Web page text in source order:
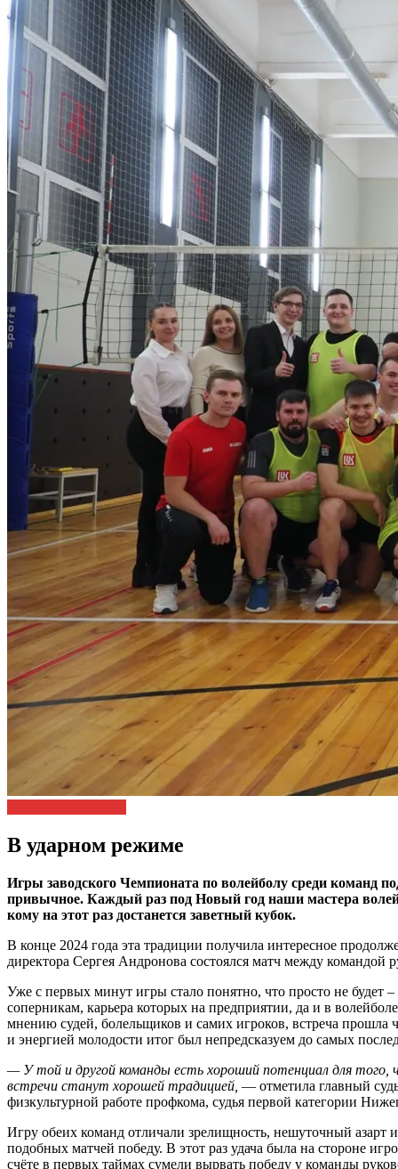
декабря,
202416
2025
В ударном режиме
Игры заводского Чемпионата по волейболу среди команд
привычное. Каждый раз под Новый год наши мастера
кому на этот раз достанется заветный кубок.
В конце 2024 года эта традиции получила интересное
директора Сергея Андронова состоялся матч между командой
Уже с первых минут игры стало понятно, что просто не будет
соперникам, карьера которых на предприятии, да и в
мнению судей, болельщиков и самих игроков, встреча
и энергией молодости итог был непредсказуем до самых
— У той и другой команды есть хороший потенциал для того,
встречи станут хорошей традицией, — отметила главный
физкультурной работе профкома, судья первой категории
Игру обеих команд отличали зрелищность, нешуточный
подобных матчей победу. В этот раз удача была на стороне
счёте в первых таймах сумели вырвать победу у команды